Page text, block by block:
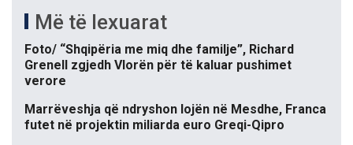
Më të lexuarat
Foto/ “Shqipëria me miq dhe familje”, Richard
Grenell zgjedh Vlorën për të kaluar pushimet
verore
Marrëveshja që ndryshon lojën në Mesdhe, Franca
futet në projektin miliarda euro Greqi-Qipro